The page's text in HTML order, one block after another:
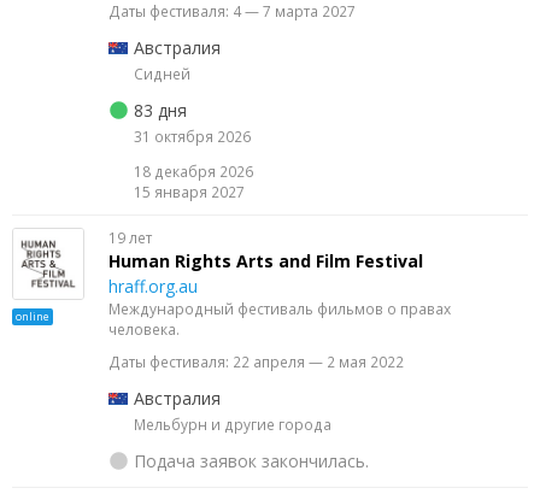
Даты фестиваля: 4 — 7 марта 2027
Австралия
Сидней
83 дня
31 октября 2026
18 декабря 2026
15 января 2027
online
19 лет
Human Rights Arts and Film Festival
hraff.org.au
Международный фестиваль фильмов о правах
человека.
Даты фестиваля: 22 апреля — 2 мая 2022
Австралия
Мельбурн и другие города
Подача заявок закончилась.